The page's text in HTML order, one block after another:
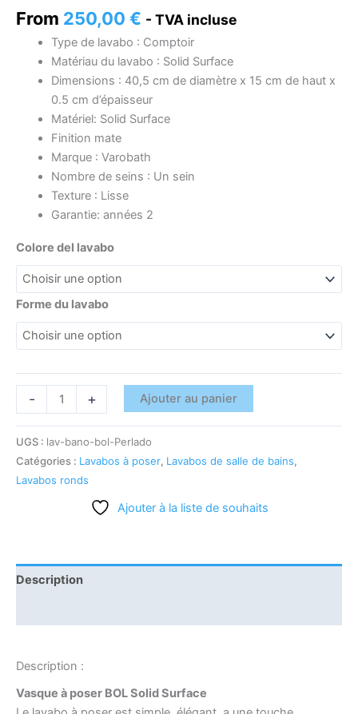
From 250,00 € - TVA incluse
Type de lavabo : Comptoir
Matériau du lavabo : Solid Surface
Dimensions : 40,5 cm de diamètre x 15 cm de haut x
0.5 cm d’épaisseur
Matériel: Solid Surface
Finition mate
Marque : Varobath
Nombre de seins : Un sein
Texture : Lisse
Garantie: années 2
Colore del lavabo
Forme du lavabo
- + Ajouter au panier
UGS : lav-bano-bol-Perlado
Catégories : Lavabos à poser, Lavabos de salle de bains,
Lavabos ronds
Ajouter à la liste de souhaits
Description
Description :
Vasque à poser BOL Solid Surface